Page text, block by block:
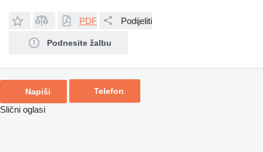
PDF Podijeliti
Podnesite žalbu
Napiši Telefon
Slični oglasi